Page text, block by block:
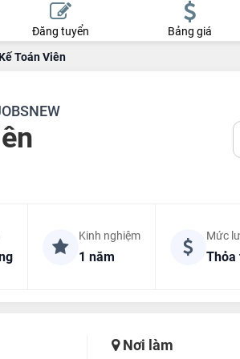
Đăng tuyển Bảng giá
Toán Viên
Kinh nghiệm
1 năm
Mức
Thỏa
Nơi làm